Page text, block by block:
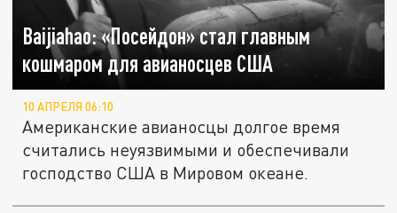
Baijiahao: «Посейдон» стал главным
кошмаром для авианосцев США
10 АПРЕЛЯ 06:10
Американские авианосцы долгое время
считались неуязвимыми и обеспечивали
господство США в Мировом океане.